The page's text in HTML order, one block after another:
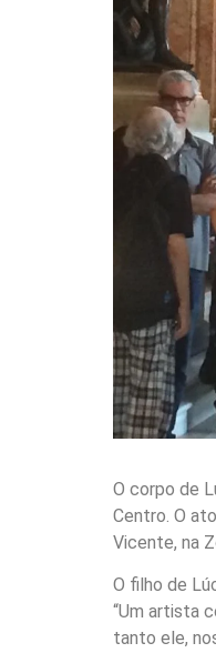
O corpo de
Centro. O
Vicente, na
O filho de
“Um artista
tanto ele,